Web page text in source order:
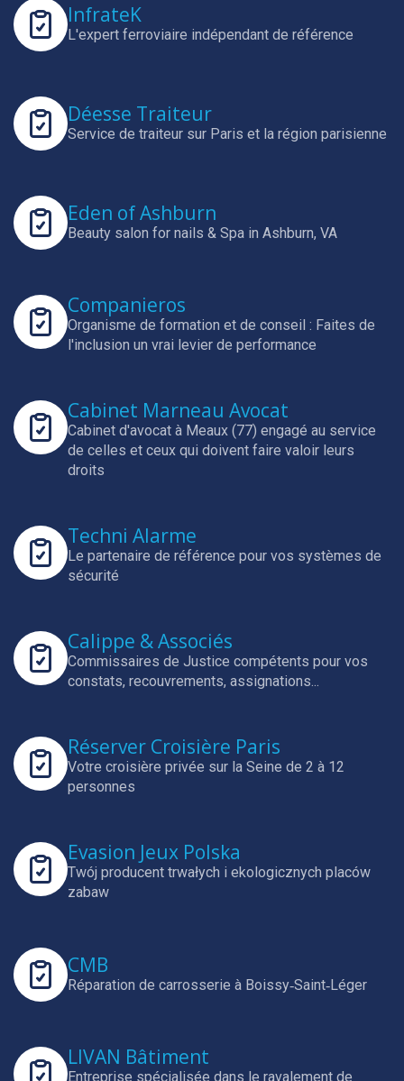
InfrateK
L'expert ferroviaire indépendant de référence
Déesse Traiteur
Service de traiteur sur Paris et la région parisienne
Eden of Ashburn
Beauty salon for nails & Spa in Ashburn, VA
Companieros
Organisme de formation et de conseil : Faites de
l'inclusion un vrai levier de performance
Cabinet Marneau Avocat
Cabinet d'avocat à Meaux (77) engagé au service
de celles et ceux qui doivent faire valoir leurs
droits
Techni Alarme
Le partenaire de référence pour vos systèmes de
sécurité
Calippe & Associés
Commissaires de Justice compétents pour vos
constats, recouvrements, assignations...
Réserver Croisière Paris
Votre croisière privée sur la Seine de 2 à 12
personnes
Evasion Jeux Polska
Twój producent trwałych i ekologicznych placów
zabaw
CMB
Réparation de carrosserie à Boissy‑Saint‑Léger
LIVAN Bâtiment
Entreprise spécialisée dans le ravalement de